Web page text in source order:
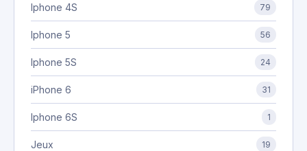
Iphone 4S 79
Iphone 5 56
Iphone 5S 24
iPhone 6 31
Iphone 6S 1
Jeux 19